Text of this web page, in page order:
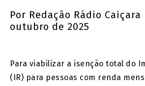
Por Redação Rádio Caiçara
outubro de 2025
Para viabilizar a isenção total do
(IR) para pessoas com renda